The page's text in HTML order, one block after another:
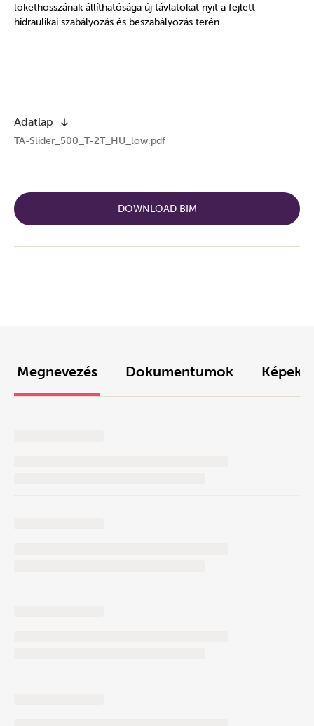
lökethosszának állíthatósága új távlatokat nyit a fejlett
hidraulikai szabályozás és beszabályozás terén.
Adatlap
TA-Slider_500_T-2T_HU_low.pdf
DOWNLOAD BIM
Megnevezés Dokumentumok Képek